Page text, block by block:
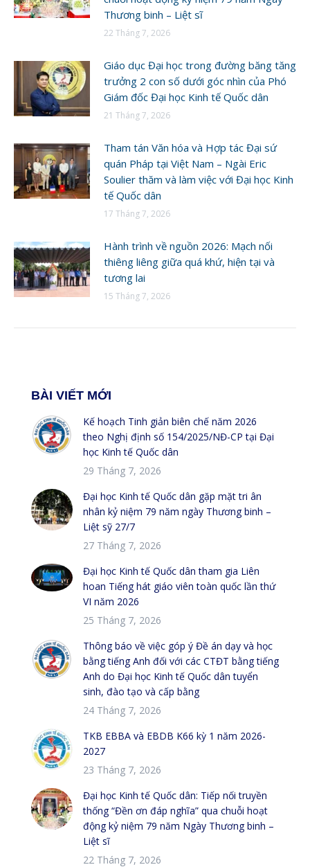
Thương binh – Liệt sĩ
22 Tháng 7, 2026
Giáo dục Đại học trong đường băng tăng
trưởng 2 con số dưới góc nhìn của Phó
Giám đốc Đại học Kinh tế Quốc dân
21 Tháng 7, 2026
Tham tán Văn hóa và Hợp tác Đại sứ
quán Pháp tại Việt Nam – Ngài Eric
Soulier thăm và làm việc với Đại học Kinh
tế Quốc dân
17 Tháng 7, 2026
Hành trình về nguồn 2026: Mạch nối
thiêng liêng giữa quá khứ, hiện tại và
tương lai
15 Tháng 7, 2026
BÀI VIẾT MỚI
Kế hoạch Tinh giản biên chế năm 2026
theo Nghị định số 154/2025/NĐ-CP tại Đại
học Kinh tế Quốc dân
29 Tháng 7, 2026
Đại học Kinh tế Quốc dân gặp mặt tri ân
nhân kỷ niệm 79 năm ngày Thương binh –
Liệt sỹ 27/7
27 Tháng 7, 2026
Đại học Kinh tế Quốc dân tham gia Liên
hoan Tiếng hát giáo viên toàn quốc lần thứ
VI năm 2026
25 Tháng 7, 2026
Thông báo về việc góp ý Đề án dạy và học
bằng tiếng Anh đối với các CTĐT bằng tiếng
Anh do Đại học Kinh tế Quốc dân tuyển
sinh, đào tạo và cấp bằng
24 Tháng 7, 2026
TKB EBBA và EBDB K66 kỳ 1 năm 2026-
2027
23 Tháng 7, 2026
Đại học Kinh tế Quốc dân: Tiếp nối truyền
thống “Đền ơn đáp nghĩa” qua chuỗi hoạt
động kỷ niệm 79 năm Ngày Thương binh –
Liệt sĩ
22 Tháng 7, 2026